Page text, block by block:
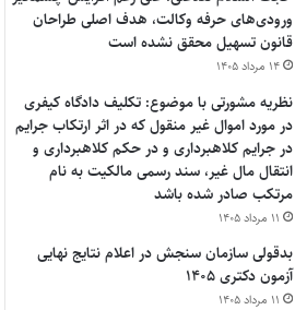
ورودی‌های حرفه وکالت، هدف اصلی طراحان
قانون تسهیل محقق نشده است
۱۴ مرداد ۱۴۰۵
نظریه مشورتی با موضوع: تکلیف دادگاه کیفری
در مورد اموال غیر منقول که در اثر ارتکاب جرایم
در جرایم کلاهبرداری و در حکم کلاهبرداری و
انتقال مال غیر، سند رسمی مالکیت به نام
مرتکب صادر شده باشد
۱۱ مرداد ۱۴۰۵
بدقولی سازمان سنجش در اعلام نتایج نهایی
آزمون دکتری ۱۴۰۵
۱۱ مرداد ۱۴۰۵